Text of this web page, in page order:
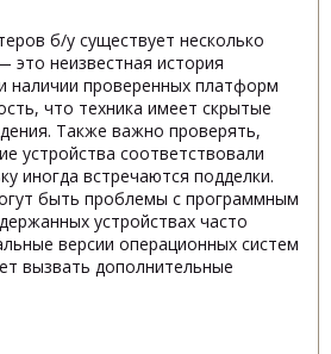
б/у существует несколько
это неизвестная история
наличии проверенных платформ
что техника имеет скрытые
Также важно проверять,
устройства соответствовали
иногда встречаются подделки.
быть проблемы с программным
устройствах часто
версии операционных систем
вызвать дополнительные